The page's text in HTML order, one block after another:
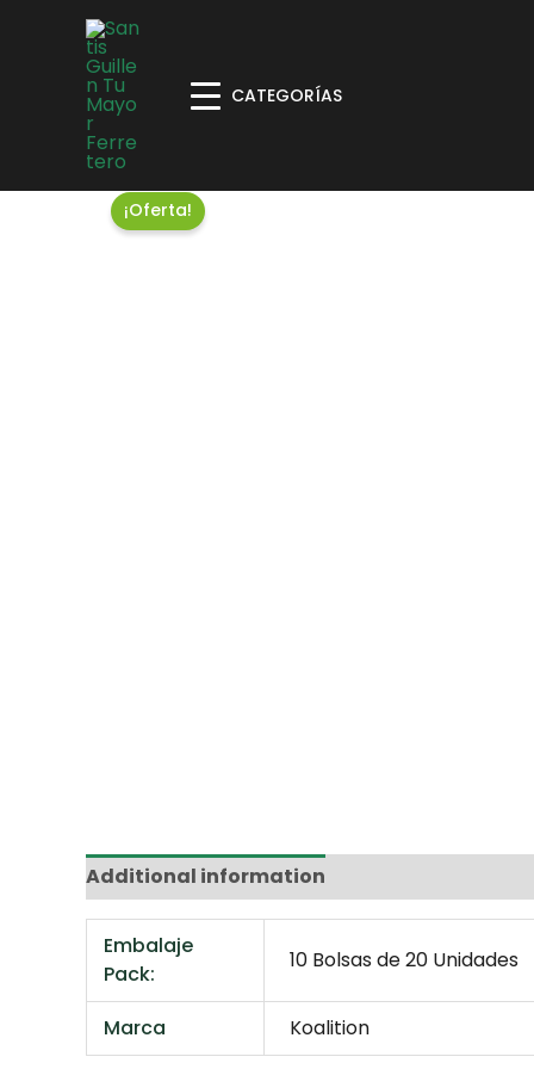
CATEGORÍAS
¡Oferta!
Additional information
Embalaje
Pack:
10 Bolsas de 20 Unidades
Marca Koalition